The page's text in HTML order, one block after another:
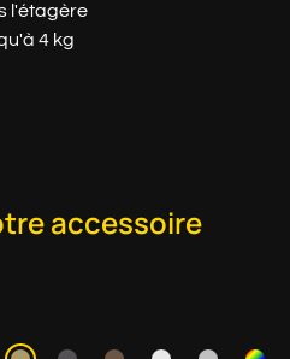
l'étagère
4 kg
accessoire